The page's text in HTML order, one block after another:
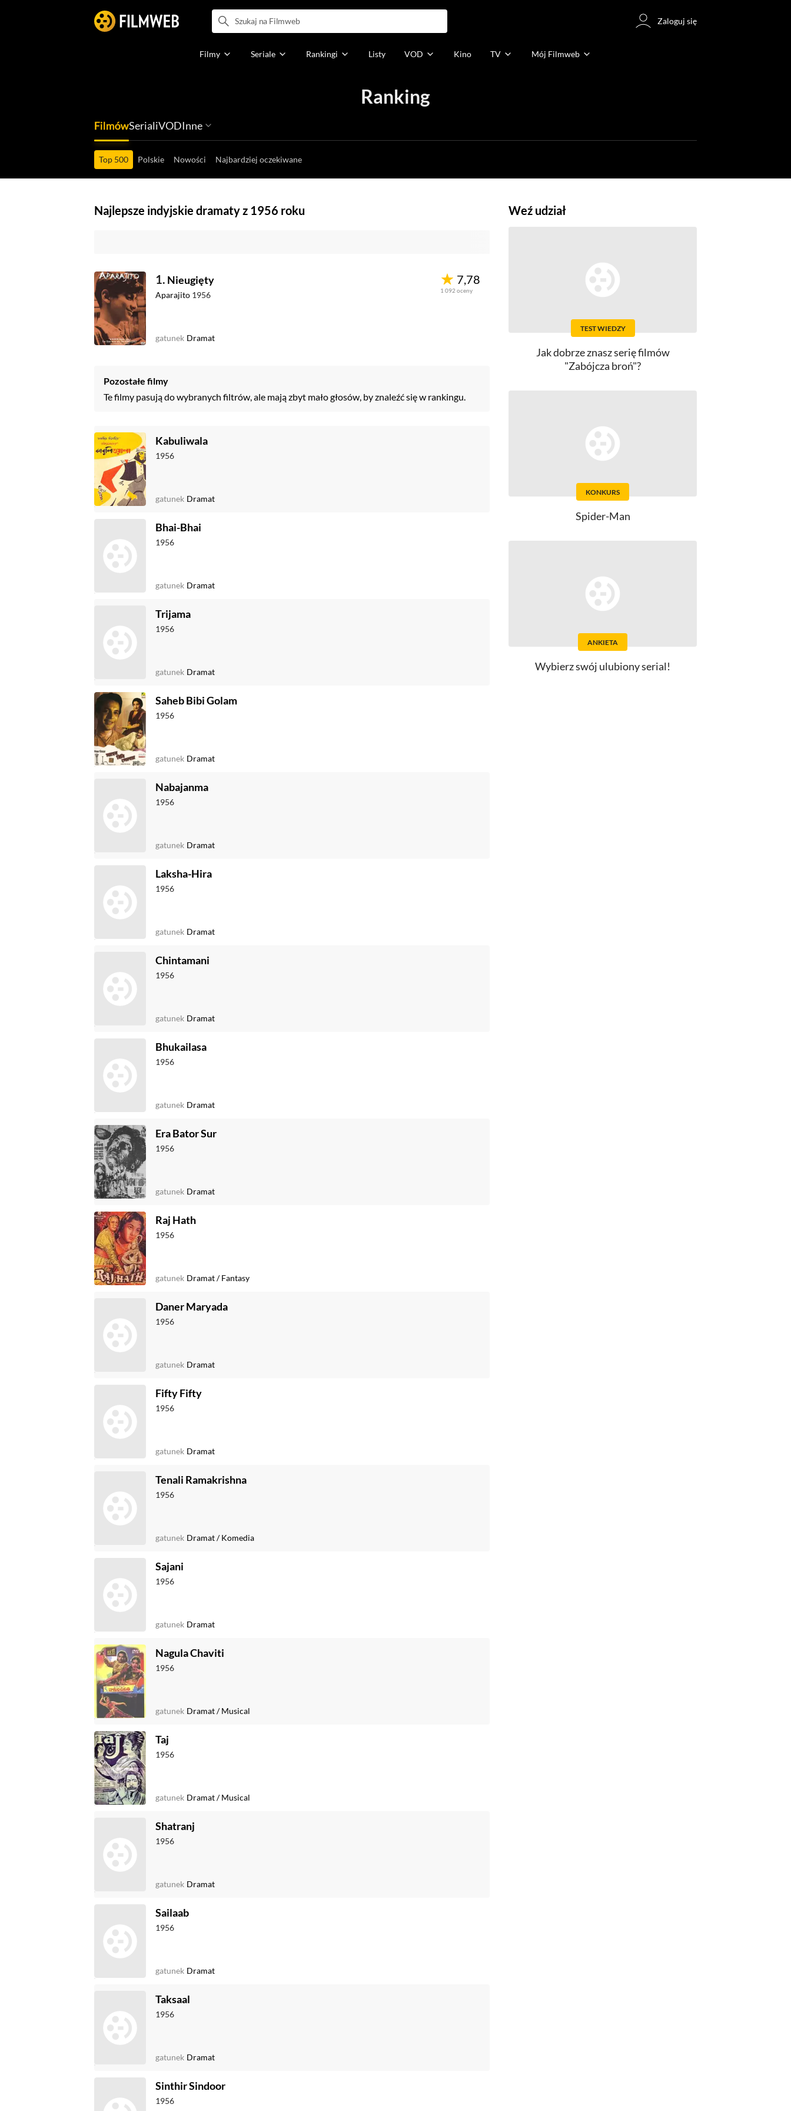
Zaloguj się
Filmy Seriale Rankingi Listy Mój Filmweb
VOD Kino TV
Ranking
Filmów Seriali VOD Inne
Top 500 Polskie Nowości Najbardziej oczekiwane
Najlepsze indyjskie dramaty z 1956 roku
1. Nieugięty
Aparajito 1956
7,78
1 092 oceny
gatunek Dramat
Pozostałe filmy
Te filmy pasują do wybranych filtrów, ale mają zbyt mało głosów, by znaleźć się w rankingu.
Kabuliwala
1956
gatunek Dramat
Bhai-Bhai
1956
gatunek Dramat
Trijama
1956
gatunek Dramat
Saheb Bibi Golam
1956
gatunek Dramat
Nabajanma
1956
gatunek Dramat
Laksha-Hira
1956
gatunek Dramat
Chintamani
1956
gatunek Dramat
Bhukailasa
1956
gatunek Dramat
Era Bator Sur
1956
gatunek Dramat
Raj Hath
1956
gatunek Dramat/Fantasy
Daner Maryada
1956
gatunek Dramat
Fifty Fifty
1956
gatunek Dramat
Tenali Ramakrishna
1956
gatunek Dramat/Komedia
Sajani
1956
gatunek Dramat
Nagula Chaviti
1956
gatunek Dramat/Musical
Taj
1956
gatunek Dramat/Musical
Shatranj
1956
gatunek Dramat
Sailaab
1956
gatunek Dramat
Taksaal
1956
gatunek Dramat
Sinthir Sindoor
1956
Weź udział
TEST WIEDZY
Jak dobrze znasz serię filmów
"Zabójcza broń"?
KONKURS
Spider-Man
ANKIETA
Wybierz swój ulubiony serial!